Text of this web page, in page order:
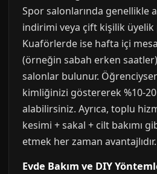
Spor salonlarında genellikle
indirimi veya çift kişilik
Kuaförlerde ise hafta içi
(örneğin sabah erken
salonlar bulunur.
kimliğinizi göstererek %10-
alabilirsiniz. Ayrıca, toplu
kesimi + sakal + cilt bakımı
etmek her zaman avantajlıdır.
Evde Bakım ve DIY